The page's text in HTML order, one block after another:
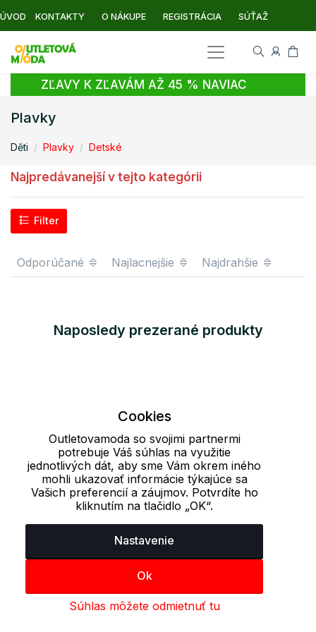
ÚVOD KONTAKTY O NÁKUPE REGISTRÁCIA SÚŤAŽ
ZĽAVY K ZĽAVÁM AŽ 45 % NAVIAC
Plavky
Děti Plavky Detské
Najpredávanejší v tejto kategórii
Filter
Odporúčané Najlacnejšie Najdrahšie
Naposledy prezerané produkty
Cookies
Outletovamoda so svojimi partnermi
potrebuje Váš súhlas na využitie
jednotlivých dát, aby sme Vám okrem iného
mohli ukazovať informácie týkajúce sa
Vašich preferencií a záujmov. Potvrdíte ho
kliknutím na tlačidlo „OK“.
Nastavenie
Ok
Súhlas môžete odmietnuť tu